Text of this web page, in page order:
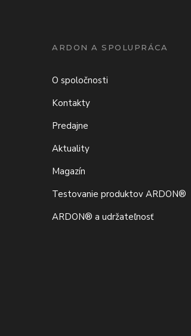
ARDON A SPOLUPRÁCA
O spoločnosti
Kontakty
Predajne
Aktuality
Magazín
Testovanie produktov ARDON®
ARDON® a udržateľnosť